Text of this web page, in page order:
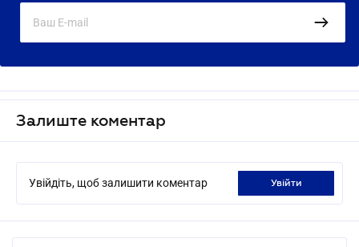
Залиште коментар
Увійдіть, щоб залишити коментар увійти